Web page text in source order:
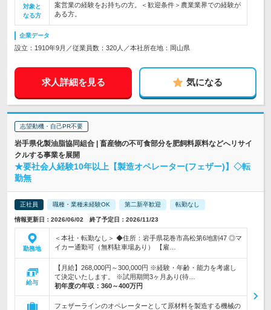
対象と
なる方
案営業の経験をお持ちの方。＜歓迎条件＞農業業界での経験が
ある方。
企業データ
設立：1910年9月／従業員数：320人／本社所在地：岡山県
求人詳細を見る 気になる
志望動機・自己PR不要
岩手県化製油脂協同組合 | 畜産物の不可食部分を肥飼料原料などへリサイ
クルする事業を展開
★要社会人経験10年以上【製造オペレーター(フェザー)】◇転
勤無
正社員 職種・業種未経験OK 第二新卒歓迎 転勤なし
情報更新日：2026/06/02 終了予定日：2026/11/23
勤務地
＜本社・転勤なし＞ ◆住所：岩手県花巻市高松第6地割47 ◎マ
イカー通勤可（無料駐車場あり） 【雇…
給与
【月給】268,000円～300,000円 ※経験・年齢・能力を考慮し
て決定いたします。 ※試用期間3ヶ月あり(待…
初年度の年収： 360～400万円
フェザーラインのオペレーターとして原材料を製造する機械の